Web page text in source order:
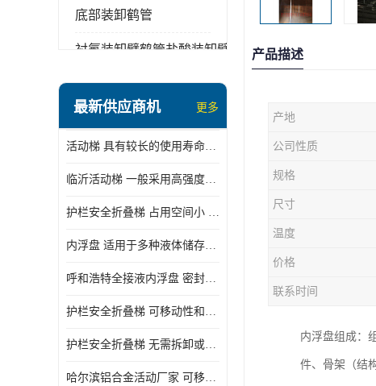
底部装卸鹤管
衬氟装卸臂鹤管盐酸装卸臂
顶部装卸车鹤管
液氨液化气鹤管
定量装车系统
最新供应商机 更多
活动梯 具有较长的使用寿命和耐用性 一般采用高强度材料制造
临沂活动梯 一般采用高强度材料制造 可以用于多种不同的任务
护栏安全折叠梯 占用空间小 方便存放和搬运
内浮盘 适用于多种液体储存和运输 能够降低运输成本和维护成本
呼和浩特全接液内浮盘 密封性能好 有效保护液体质量
护栏安全折叠梯 可移动性和安全性较高 占用空间小
护栏安全折叠梯 无需拆卸或重新安装 占用空间小
哈尔滨铝合金活动厂家 可移动性和安全性较高 占用空间小
产品描述
产地
公司性质
规格
尺寸
温度
价格
联系时间
内浮盘组成：
件、骨架（结